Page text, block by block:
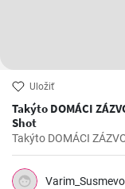
Uložiť
Takýto DOMÁCI
Shot